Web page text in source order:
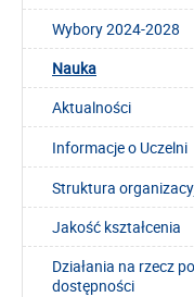
Wybory 2024-2028
Nauka
Aktualności
Informacje o Uczelni
Struktura
Jakość kształcenia
Działania na rzecz
dostępności